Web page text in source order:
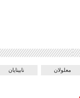
معلولان نابینایان